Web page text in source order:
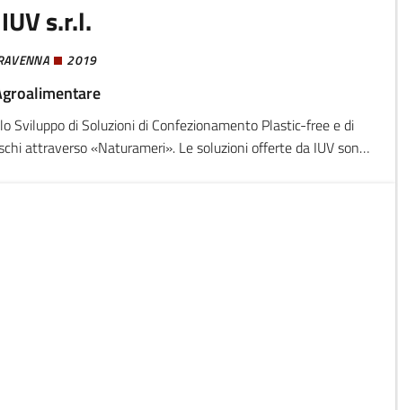
IUV s.r.l.
2019
Sviluppo di Soluzioni di Confezionamento Plastic-free e di
attraverso «Naturameri». Le soluzioni offerte da IUV sono